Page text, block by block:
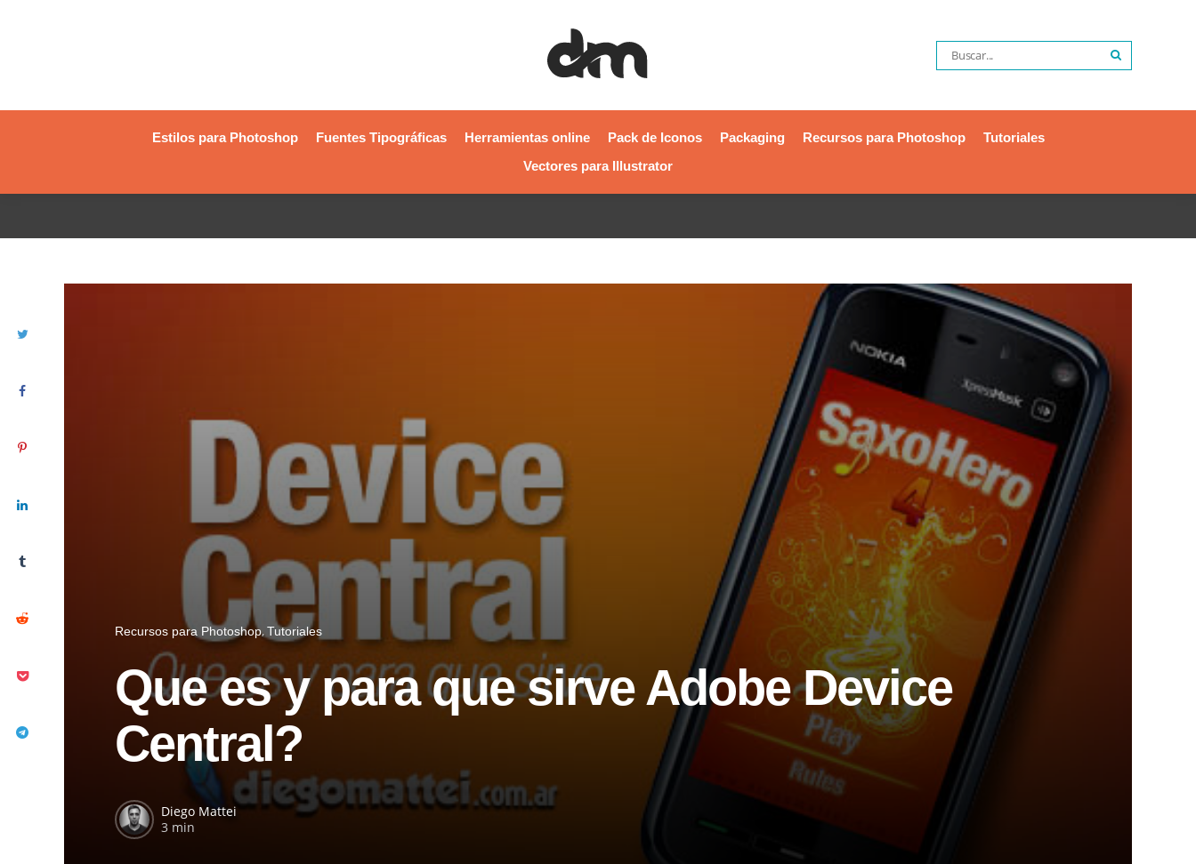
Estilos para Photoshop Fuentes Tipográficas Herramientas online Pack de Iconos Packaging Recursos para Photoshop
Tutoriales
Vectores para Illustrator
Recursos para Photoshop Tutoriales
Que es y para que sirve Adobe Device
Central?
Diego Mattei
3 min